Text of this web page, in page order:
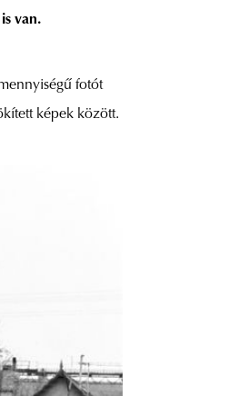
van.
fotót
képek között.